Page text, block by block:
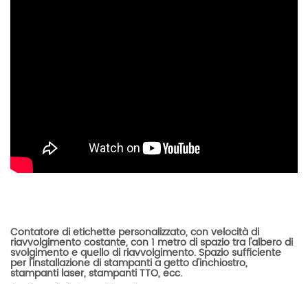
Contatore di etichette personalizzato, con velocità di
riavvolgimento costante, con 1 metro di spazio tra l'albero di
svolgimento e quello di riavvolgimento. Spazio sufficiente
per l'installazione di stampanti a getto d'inchiostro,
stampanti laser, stampanti TTO, ecc.